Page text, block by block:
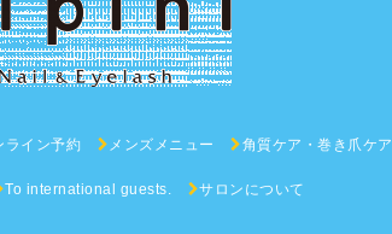
ライン予約 メンズメニュー 角質ケア・巻き爪ケア
To international guests. サロンについて